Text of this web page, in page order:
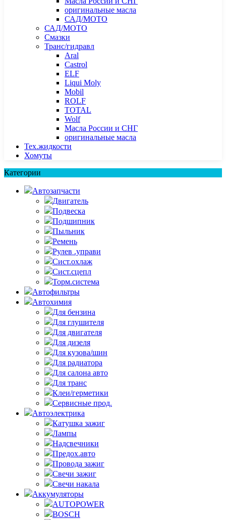
оригинальные масла
САД/МОТО
САД/МОТО
Смазки
Транс/гидравл
Aral
Castrol
ELF
Liqui Moly
Mobil
ROLF
TOTAL
Wolf
Масла России и СНГ
оригинальные масла
Тех.жидкости
Хомуты
Категории
Автозапчасти
Двигатель
Подвеска
Подшипник
Пыльник
Ремень
Рулев .управи
Сист.охлаж
Сист.сцепл
Торм.система
Автофильтры
Автохимия
Для бензина
Для глушителя
Для двигателя
Для дизеля
Для кузова/шин
Для радиатора
Для салона авто
Для транс
Клеи/герметики
Сервисные прод.
Автоэлектрика
Катушка зажиг
Лампы
Надсвечники
Предох.авто
Провода зажиг
Свечи зажиг
Свечи накала
Аккумуляторы
AUTOPOWER
BOSCH